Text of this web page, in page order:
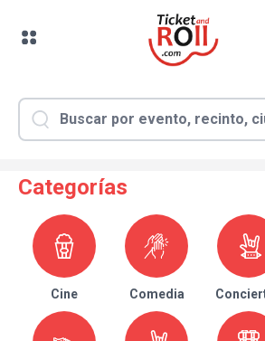
Categorías
Cine Comedia